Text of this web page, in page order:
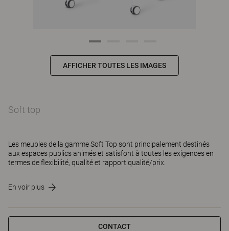
AFFICHER TOUTES LES IMAGES
Soft top
Les meubles de la gamme Soft Top sont principalement destinés
aux espaces publics animés et satisfont à toutes les exigences en
termes de flexibilité, qualité et rapport qualité/prix.
En voir plus
CONTACT